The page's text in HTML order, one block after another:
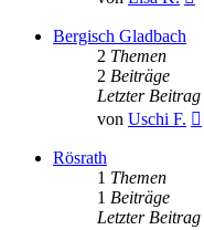
Bergisch Gladbach
2 Themen
2 Beiträge
Letzter Beitrag
von Uschi F.
Rösrath
1 Themen
1 Beiträge
Letzter Beitrag